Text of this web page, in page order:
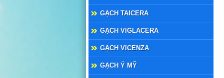
GẠCH TAICERA
GẠCH VIGLACERA
GẠCH VICENZA
GẠCH Ý MỸ